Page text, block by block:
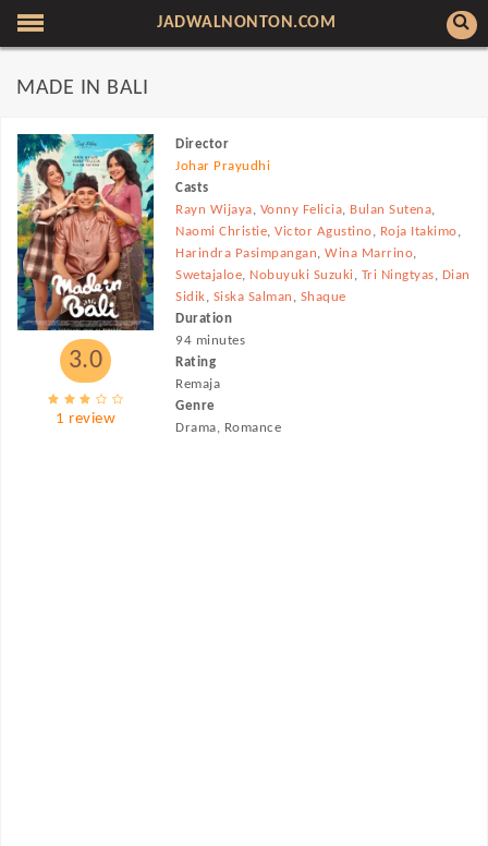
JADWALNONTON.COM
MADE IN BALI
3.0
1 review
Director
Johar Prayudhi
Casts
Rayn Wijaya, Vonny Felicia, Bulan Sutena,
Naomi Christie,Victor Agustino, Roja Itakimo,
Harindra Pasimpangan,Wina Marrino,
Swetajaloe, Nobuyuki Suzuki, Tri Ningtyas, Dian
Sidik, Siska Salman , Shaque
Duration
94 minutes
Rating
Remaja
Genre
Drama, Romance